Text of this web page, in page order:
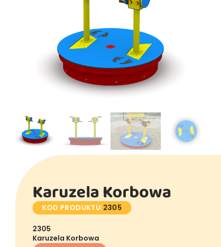
Karuzela Korbowa
KOD PRODUKTU:2305
2305
Karuzela Korbowa